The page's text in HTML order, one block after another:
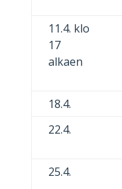
11.4. klo
17
alkaen
18.4.
22.4.
25.4.